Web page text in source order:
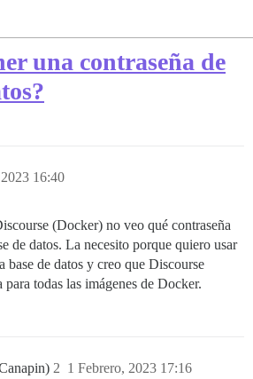
una contraseña de
16:40
(Docker) no veo qué contraseña
de datos. La necesito porque quiero usar
base de datos y creo que Discourse
para todas las imágenes de Docker.
1 Febrero, 2023 17:16
2